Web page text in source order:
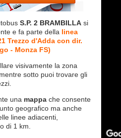
S.P. 2 BRAMBILLA si
e fa parte della linea
Trezzo d'Adda con dir.
- Monza FS)
visivamente la zona
sotto puoi trovare gli
una mappa che consente
geografico ma anche
linee adiacenti,
di 1 km.